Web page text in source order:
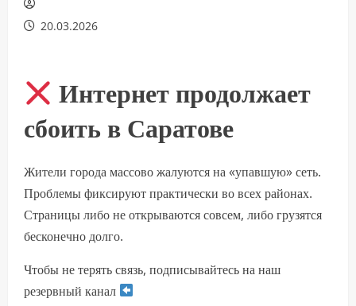
20.03.2026
Интернет продолжает
сбоить в Саратове
Жители города массово жалуются на «упавшую» сеть.
Проблемы фиксируют практически во всех районах.
Страницы либо не открываются совсем, либо грузятся
бесконечно долго.
Чтобы не терять связь, подписывайтесь на наш
резервный канал